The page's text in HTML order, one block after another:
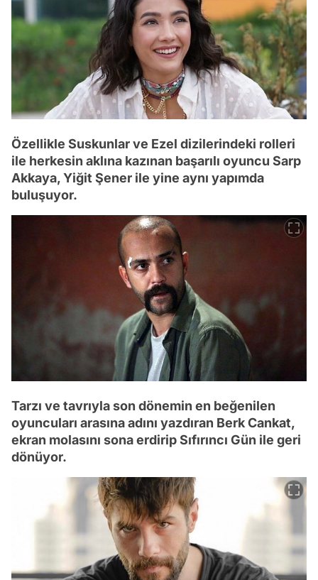
Özellikle Suskunlar ve Ezel dizilerindeki rolleri
ile herkesin aklına kazınan başarılı oyuncu Sarp
Akkaya, Yiğit Şener ile yine aynı yapımda
buluşuyor.
Tarzı ve tavrıyla son dönemin en beğenilen
oyuncuları arasına adını yazdıran Berk Cankat,
ekran molasını sona erdirip Sıfırıncı Gün ile geri
dönüyor.